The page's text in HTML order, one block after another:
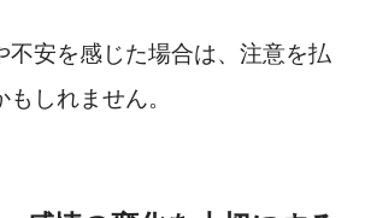
不安を感じた場合は、注意を払
しれません。